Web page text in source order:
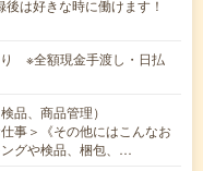
後は好きな時に働けます！
※全額現金手渡し・日払
品、商品管理）
事＞《その他にはこんなお
グや検品、梱包、…